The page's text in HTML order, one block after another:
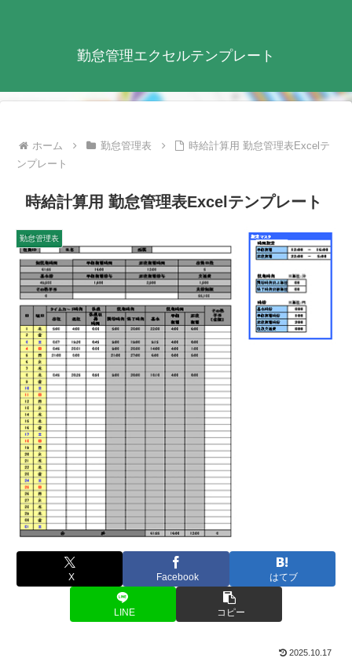
勤怠管理エクセルテンプレート
ホーム 勤怠管理表
時給計算用 勤怠管理表Excelテ
ンプレート
時給計算用 勤怠管理表Excelテンプレート
勤怠管理表
X Facebook はてブ
LINE コピー
2025.10.17